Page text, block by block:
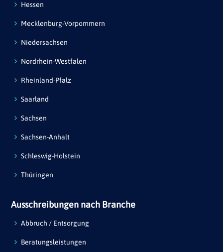
Hessen
Mecklenburg-Vorpommern
Niedersachsen
Nordrhein-Westfalen
Rheinland-Pfalz
Saarland
Sachsen
Sachsen-Anhalt
Schleswig-Holstein
Thüringen
Ausschreibungen nach Branche
Abbruch / Entsorgung
Beratungsleistungen